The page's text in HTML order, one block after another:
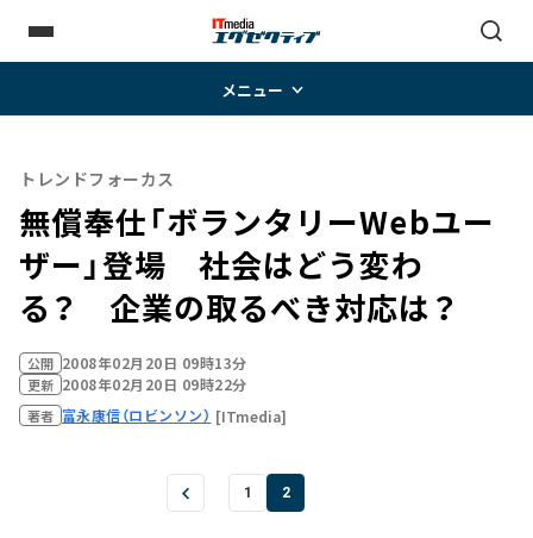
メニュー
トレンドフォーカス
無償奉仕「ボランタリーWebユー
ザー」登場 社会はどう変わ
る？ 企業の取るべき対応は？
公開 2008年02月20日 09時13分
更新 2008年02月20日 09時22分
著者 富永康信（ロビンソン） [ITmedia]
1 2